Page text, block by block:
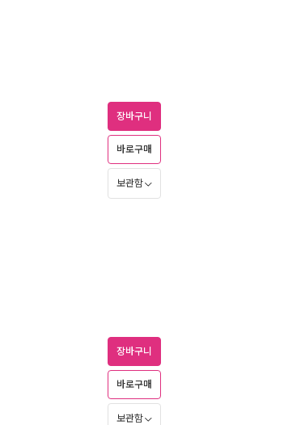
장바구니
바로구매
보관함
장바구니
바로구매
보관함